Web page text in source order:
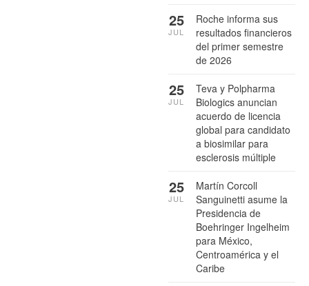
Roche informa sus
resultados financieros
del primer semestre
de 2026
25
JUL
Teva y Polpharma
Biologics anuncian
acuerdo de licencia
global para candidato
a biosimilar para
esclerosis múltiple
25
JUL
Martín Corcoll
Sanguinetti asume la
Presidencia de
Boehringer Ingelheim
para México,
Centroamérica y el
Caribe
25
JUL